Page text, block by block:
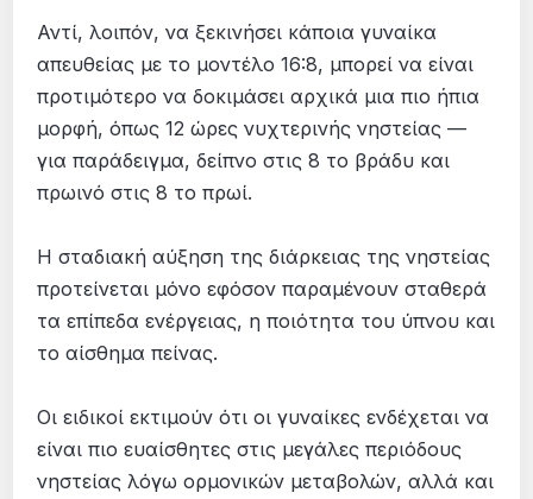
Αντί, λοιπόν, να ξεκινήσει κάποια γυναίκα
απευθείας με το μοντέλο 16:8, μπορεί να είναι
προτιμότερο να δοκιμάσει αρχικά μια πιο ήπια
μορφή, όπως 12 ώρες νυχτερινής νηστείας —
για παράδειγμα, δείπνο στις 8 το βράδυ και
πρωινό στις 8 το πρωί.
Η σταδιακή αύξηση της διάρκειας της νηστείας
προτείνεται μόνο εφόσον παραμένουν σταθερά
τα επίπεδα ενέργειας, η ποιότητα του ύπνου και
το αίσθημα πείνας.
Οι ειδικοί εκτιμούν ότι οι γυναίκες ενδέχεται να
είναι πιο ευαίσθητες στις μεγάλες περιόδους
νηστείας λόγω ορμονικών μεταβολών, αλλά και